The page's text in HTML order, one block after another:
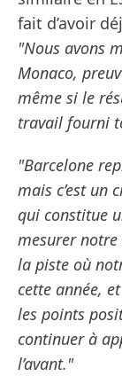
fait d’avoir
"Nous avons
Monaco,
même si le
travail fourni
"Barcelone
mais c’est un
qui constitue
mesurer notre
la piste où
cette année,
les points
continuer à
l’avant."